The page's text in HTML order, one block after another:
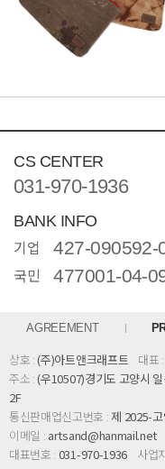
CS CENTER
031-970-1936
BANK INFO
기업 427-090592-
국민 477001-04-
AGREEMENT
상호 :(주)아트앤크래프트 대표 :
주소 :(우10507)경기도 고양시
2F
통신판매업신고번호 :제 2025-
이메일 : artsand@hanmail.net
대표번호 : 031-970-1936 사업